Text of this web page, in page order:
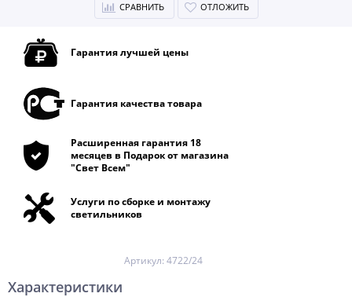
СРАВНИТЬ ОТЛОЖИТЬ
Гарантия лучшей цены
Гарантия качества товара
Расширенная гарантия 18
месяцев в Подарок от магазина
"Свет Всем"
Услуги по сборке и монтажу
светильников
Артикул: 4722/24
Характеристики